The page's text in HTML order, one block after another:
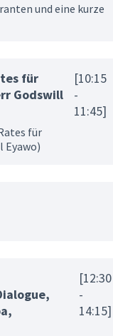
und eine kurze
für
Godswill
[10:15
-
11:45]
für
Eyawo)
[12:30
-
14:15]